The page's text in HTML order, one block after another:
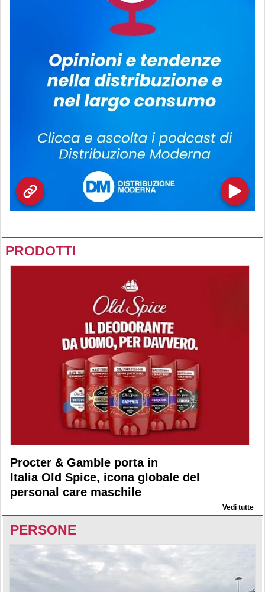
PRODOTTI
Procter & Gamble porta in
Italia Old Spice, icona globale del
personal care maschile
Vedi tutte
PERSONE